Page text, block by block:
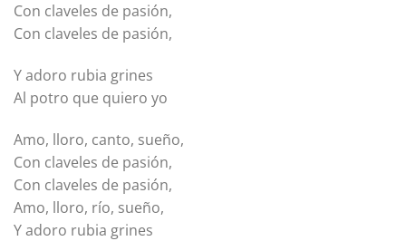
Con claveles de pasión,
Con claveles de pasión,
Y adoro rubia grines
Al potro que quiero yo
Amo, lloro, canto, sueño,
Con claveles de pasión,
Con claveles de pasión,
Amo, lloro, río, sueño,
Y adoro rubia grines